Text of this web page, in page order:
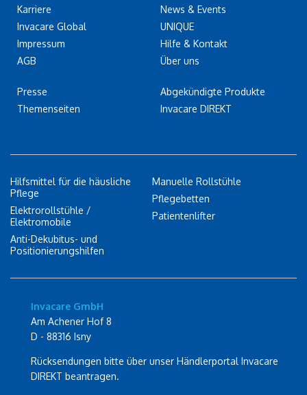
Karriere
Invacare Global
Impressum
AGB
Presse
Themenseiten
News & Events
UNIQUE
Hilfe & Kontakt
Über uns
Abgekündigte Produkte
Invacare DIREKT
Hilfsmittel für die häusliche
Pflege
Elektrorollstühle /
Elektromobile
Anti-Dekubitus- und
Positionierungshilfen
Manuelle Rollstühle
Pflegebetten
Patientenlifter
Invacare GmbH
Am Achener Hof 8
D - 88316 Isny
Rücksendungen bitte über unser Händlerportal Invacare
DIREKT beantragen.